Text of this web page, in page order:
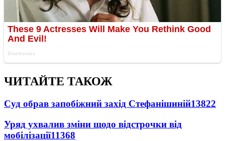
ЧИТАЙТЕ ТАКОЖ
Суд обрав запобіжний захід Стефанішиній13822
Уряд ухвалив зміни щодо відстрочки від
мобілізації11368